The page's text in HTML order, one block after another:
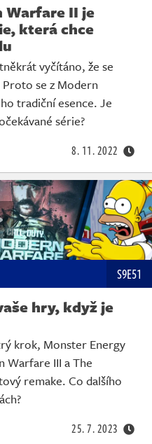
Warfare II je
která chce
vyčítáno, že se
se z Modern
tradiční esence. Je
série?
8. 11. 2022
S9E51
hry, když je
krok, Monster Energy
Warfare III a The
remake. Co dalšího
25. 7. 2023